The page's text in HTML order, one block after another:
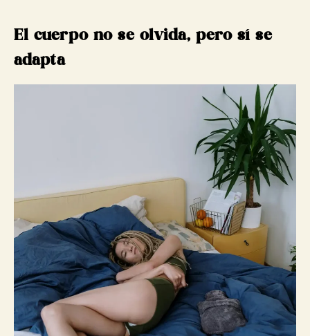
El cuerpo no se olvida, pero sí se
adapta